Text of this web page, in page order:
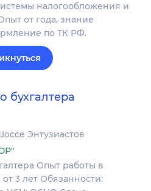
налогообложения и
от года, знание
по ТК РФ.
бухгалтера
Энтузиастов
Опыт работы в
3 лет Обязанности: